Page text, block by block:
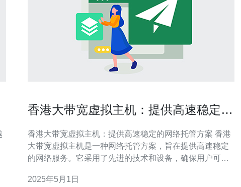
香港大带宽虚拟主机：提供高速稳定的
香港大带宽虚拟主机：提供高速稳定的网络托管方案 香港
大带宽虚拟主机是一种网络托管方案，旨在提供高速稳定
的网络服务。它采用了先进的技术和设备，确保用户可以
虚拟主机拥有强大的网络基础设施，提供高速稳定的网络
2025年5月1日